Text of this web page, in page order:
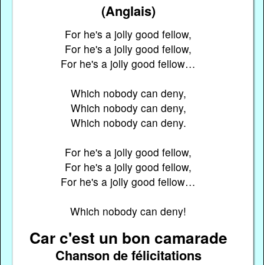
(Anglais)
For he's a jolly good fellow,
For he's a jolly good fellow,
For he's a jolly good fellow…
Which nobody can deny,
Which nobody can deny,
Which nobody can deny.
For he's a jolly good fellow,
For he's a jolly good fellow,
For he's a jolly good fellow…
Which nobody can deny!
Car c'est un bon camarade
Chanson de félicitations